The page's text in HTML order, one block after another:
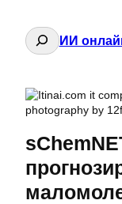
Поиск
ИИ